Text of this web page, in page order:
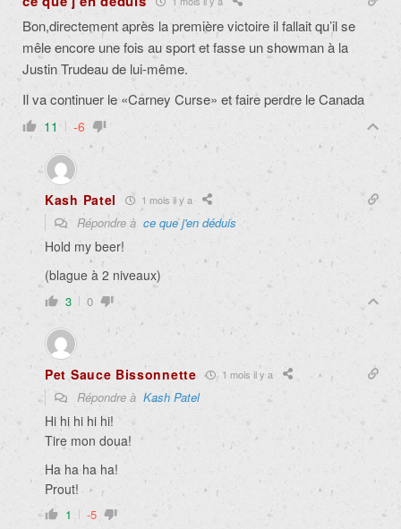
Bon,directement après la première victoire il fallait qu’il se
mêle encore une fois au sport et fasse un showman à la
Justin Trudeau de lui-même.
Il va continuer le «Carney Curse» et faire perdre le Canada
11 -6
Kash Patel 1 mois il y a
Répondre à ce que j'en déduis
Hold my beer!
(blague à 2 niveaux)
3 0
Pet Sauce Bissonnette 1 mois il y a
Répondre à Kash Patel
Hi hi hi hi hi!
Tire mon doua!
Ha ha ha ha!
Prout!
1 -5